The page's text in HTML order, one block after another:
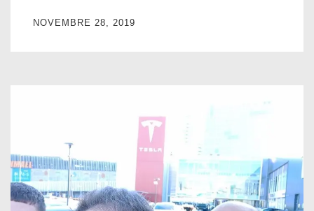
NOVEMBRE 28, 2019